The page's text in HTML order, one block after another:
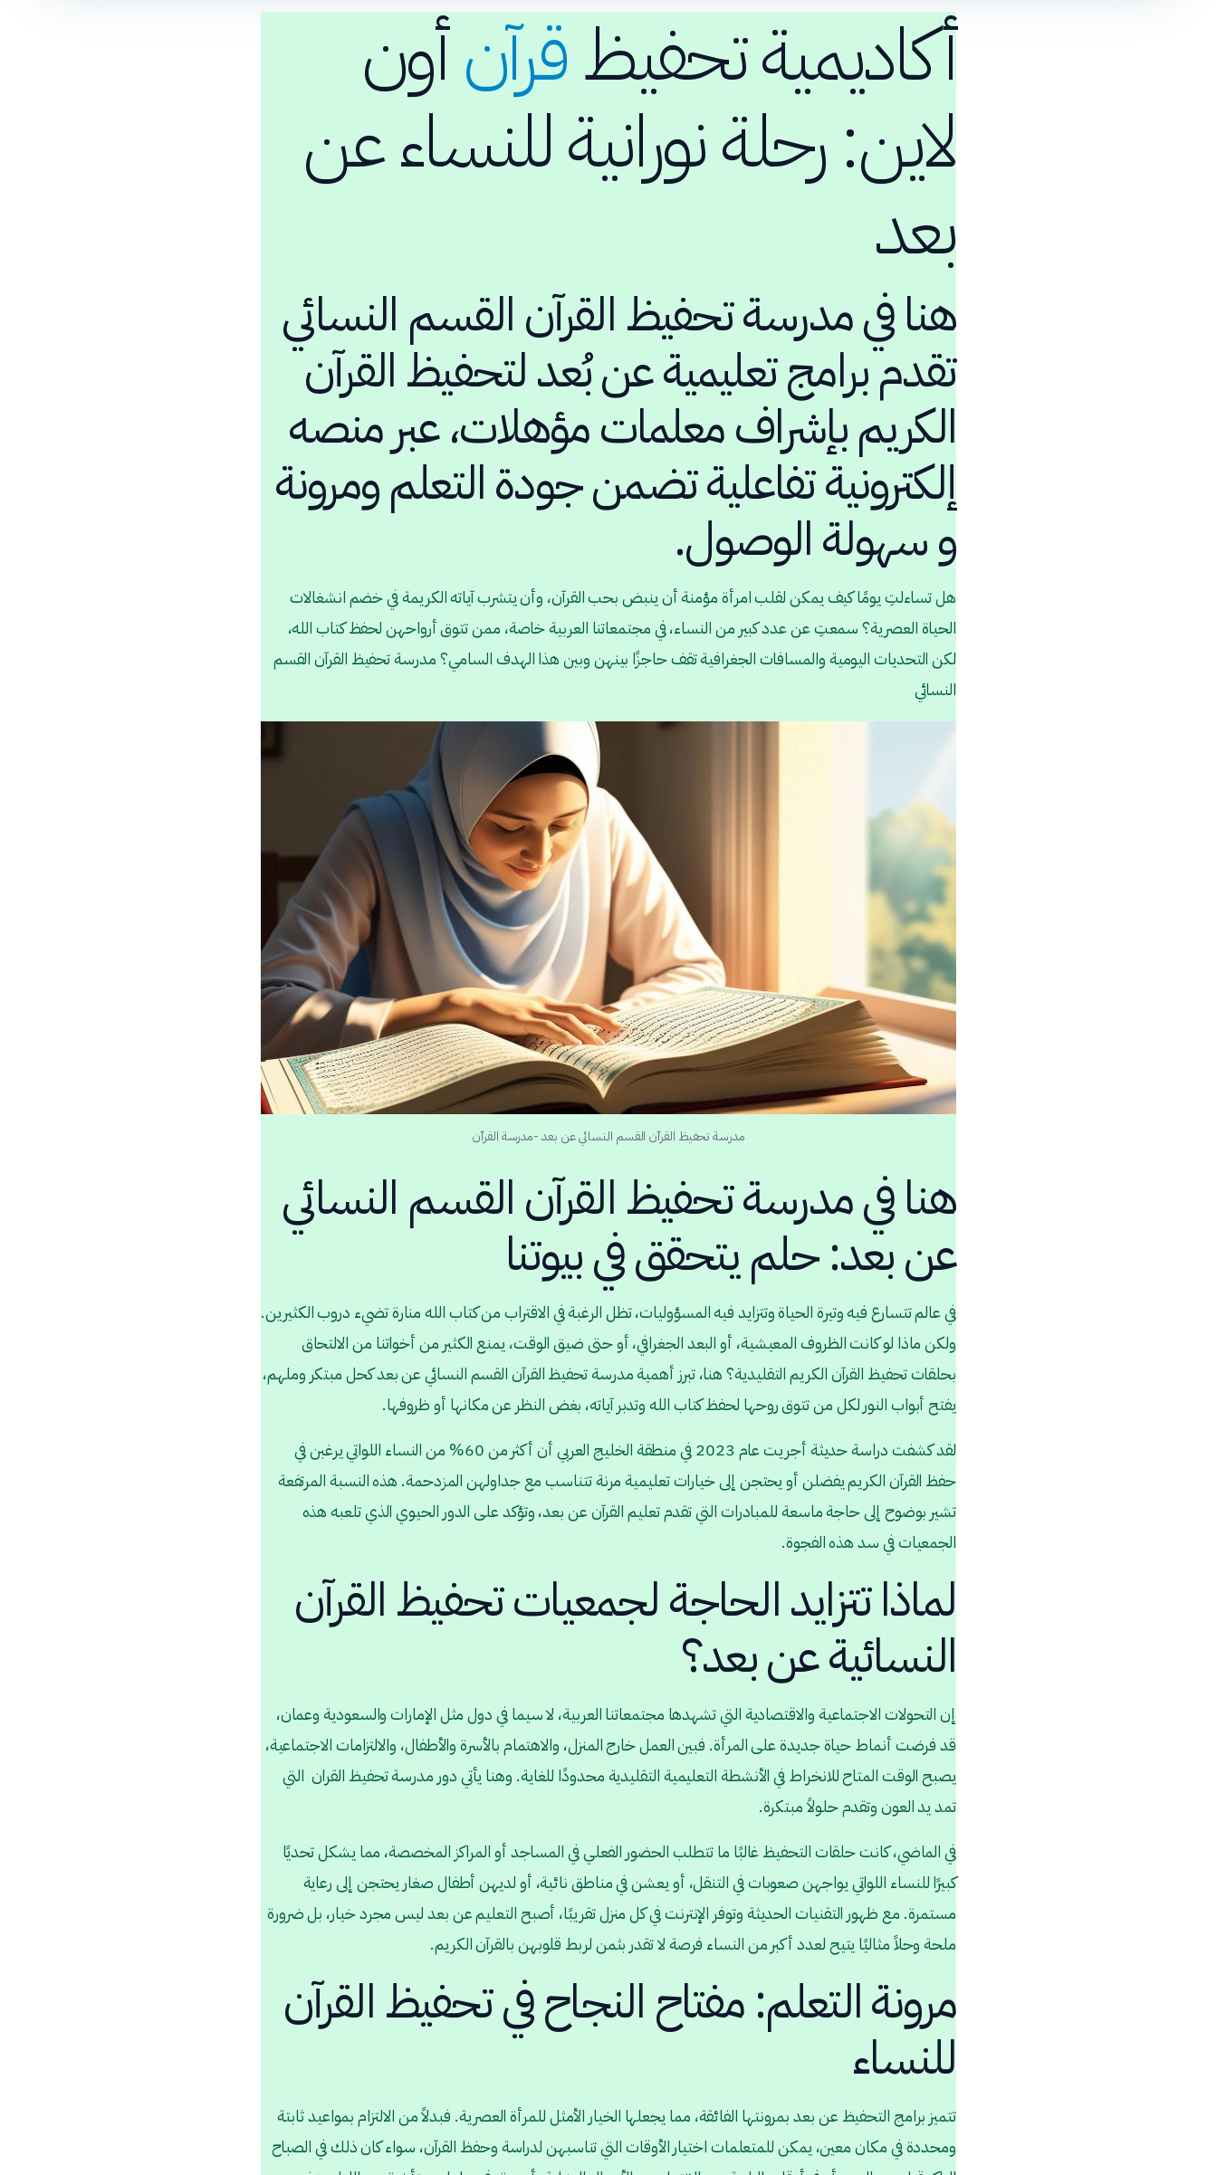
أكاديمية تحفيظقرآنأون
لاين: رحلة نورانية للنساء عن
بعد
هنا في مدرسة تحفيظ القرآن القسم النسائي
تقدم برامج تعليمية عن بُعد لتحفيظ القرآن
الكريم بإشراف معلمات مؤهلات، عبر منصه
إلكترونية تفاعلية تضمن جودة التعلم ومرونة
و سهولة الوصول.
هل تساءلتِ يومًا كيف يمكن لقلب امرأة مؤمنة أن ينبض بحب القرآن، وأن يتشرب آياته الكريمة في خضم انشغالات
الحياة العصرية؟ سمعتِ عن عدد كبير من النساء، في مجتمعاتنا العربية خاصة، ممن تتوق أرواحهن لحفظ كتاب الله،
لكن التحديات اليومية والمسافات الجغرافية تقف حاجزًا بينهن وبين هذا الهدف السامي؟ مدرسة تحفيظ القرآن القسم
النسائي
مدرسة تحفيظ القرآن القسم النسائي عن بعد -مدرسة القرآن
هنا في مدرسة تحفيظ القرآن القسم النسائي
عن بعد: حلم يتحقق في بيوتنا
في عالم تتسارع فيه وتيرة الحياة وتتزايد فيه المسؤوليات، تظل الرغبة في الاقتراب من كتاب الله منارة تضيء دروب الكثيرين.
ولكن ماذا لو كانت الظروف المعيشية، أو البعد الجغرافي، أو حتى ضيق الوقت، يمنع الكثير من أخواتنا من الالتحاق
بحلقات تحفيظ القرآن الكريم التقليدية؟ هنا، تبرز أهمية مدرسة تحفيظ القرآن القسم النسائي عن بعد كحل مبتكر وملهم،
يفتح أبواب النور لكل من تتوق روحها لحفظ كتاب الله وتدبر آياته، بغض النظر عن مكانها أو ظروفها.
لقد كشفت دراسة حديثة أجريت عام 2023 في منطقة الخليج العربي أن أكثر من 60% من النساء اللواتي يرغبن في
حفظ القرآن الكريم يفضلن أو يحتجن إلى خيارات تعليمية مرنة تتناسب مع جداولهن المزدحمة. هذه النسبة المرتفعة
تشير بوضوح إلى حاجة ماسعة للمبادرات التي تقدم تعليم القرآن عن بعد، وتؤكد على الدور الحيوي الذي تلعبه هذه
الجمعيات في سد هذه الفجوة.
لماذا تتزايد الحاجة لجمعيات تحفيظ القرآن
النسائية عن بعد؟
إن التحولات الاجتماعية والاقتصادية التي تشهدها مجتمعاتنا العربية، لا سيما في دول مثل الإمارات والسعودية وعمان،
قد فرضت أنماط حياة جديدة على المرأة. فبين العمل خارج المنزل، والاهتمام بالأسرة والأطفال، والالتزامات الاجتماعية،
يصبح الوقت المتاح للانخراط في الأنشطة التعليمية التقليدية محدودًا للغاية. وهنا يأتي دور مدرسة تحفيظ القران التي
تمد يد العون وتقدم حلولاً مبتكرة.
في الماضي، كانت حلقات التحفيظ غالبًا ما تتطلب الحضور الفعلي في المساجد أو المراكز المخصصة، مما يشكل تحديًا
كبيرًا للنساء اللواتي يواجهن صعوبات في التنقل، أو يعشن في مناطق نائية، أو لديهن أطفال صغار يحتجن إلى رعاية
مستمرة. مع ظهور التقنيات الحديثة وتوفر الإنترنت في كل منزل تقريبًا، أصبح التعليم عن بعد ليس مجرد خيار، بل ضرورة
ملحة وحلاً مثاليًا يتيح لعدد أكبر من النساء فرصة لا تقدر بثمن لربط قلوبهن بالقرآن الكريم.
مرونة التعلم: مفتاح النجاح في تحفيظ القرآن
للنساء
تتميز برامج التحفيظ عن بعد بمرونتها الفائقة، مما يجعلها الخيار الأمثل للمرأة العصرية. فبدلاً من الالتزام بمواعيد ثابتة
ومحددة في مكان معين، يمكن للمتعلمات اختيار الأوقات التي تناسبهن لدراسة وحفظ القرآن، سواء كان ذلك في الصباح